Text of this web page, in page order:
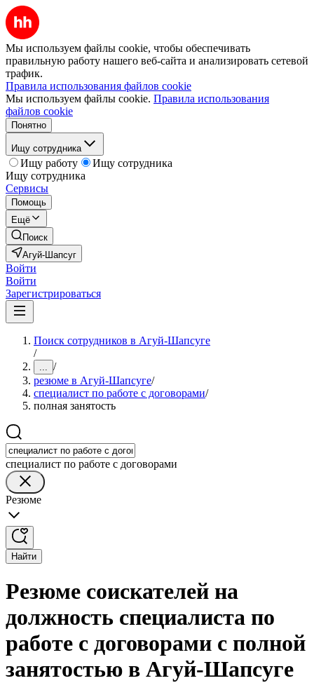
Мы используем файлы cookie, чтобы обеспечивать
правильную работу нашего веб-сайта и анализировать сетевой
трафик.
Правила использования файлов cookie
Мы используем файлы cookie. Правила использования
файлов cookie
Понятно
Ищу сотрудника
Ищу работу
Ищу сотрудника
Ищу сотрудника
Сервисы
Помощь
Ещё
Поиск
Агуй-Шапсуг
Войти
Войти
Зарегистрироваться
Поиск сотрудников в Агуй-Шапсуге
/
... /
резюме в Агуй-Шапсуге/
специалист по работе с договорами/
полная занятость
специалист по работе с договорами
Резюме
Найти
Резюме соискателей на
должность специалиста по
работе с договорами с полной
занятостью в Агуй-Шапсуге